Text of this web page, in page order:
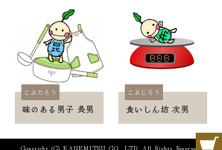
こぶたろう
味のある男子 長男
こぶじろう
食いしん坊 次男
Copyright (C) KANEMITSU CO., LTD. All Rights Reserved.